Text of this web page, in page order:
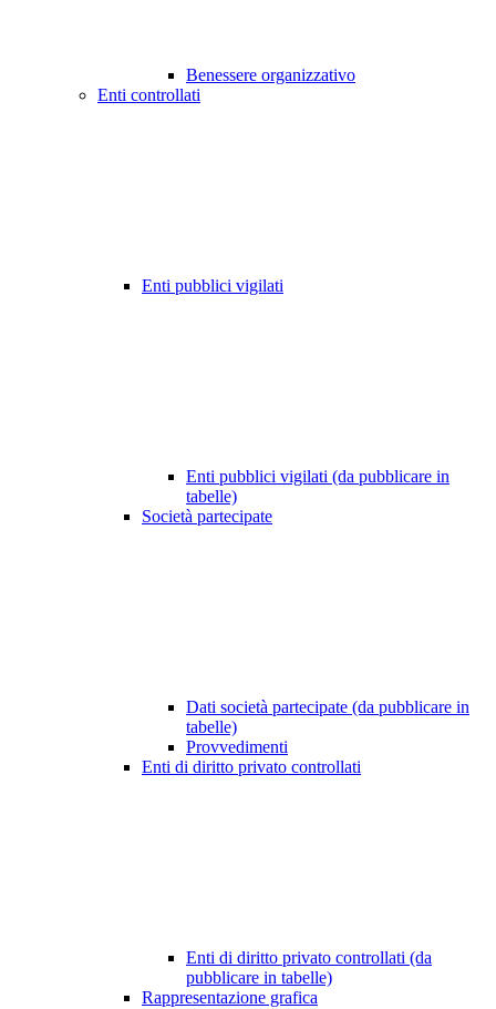
Benessere organizzativo
Enti controllati
Enti pubblici vigilati
Enti pubblici vigilati (da pubblicare in
tabelle)
Società partecipate
Dati società partecipate (da pubblicare in
tabelle)
Provvedimenti
Enti di diritto privato controllati
Enti di diritto privato controllati (da
pubblicare in tabelle)
Rappresentazione grafica